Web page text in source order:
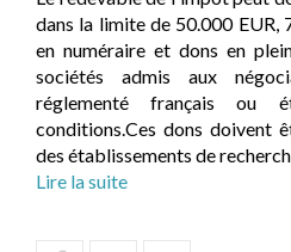
dans la limite de 50.000 EUR,
en numéraire et dons en
sociétés admis aux
réglementé français ou
conditions.Ces dons doivent
des établissements de
Lire la suite